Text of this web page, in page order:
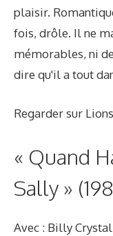
plaisir.
fois, drôle. Il ne
mémorables, ni
dire qu'il a tout
Regarder sur
« Quand
Sally »
Avec : Billy